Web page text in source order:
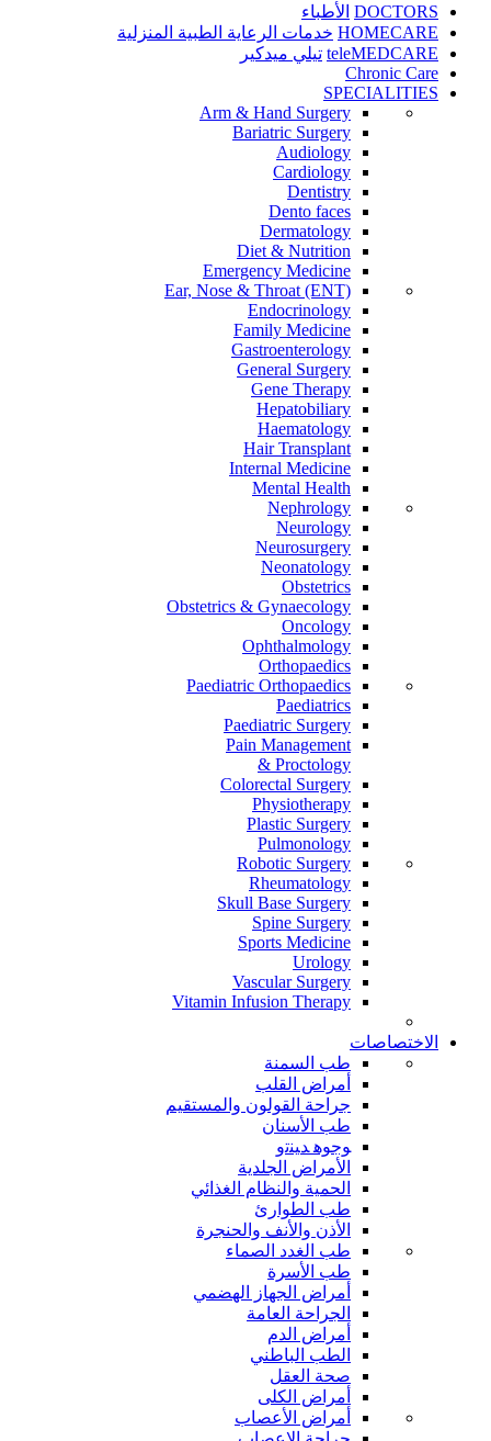
DOCTORS الأطباء
HOMECARE خدمات الرعاية الطبية المنزلية
teleMEDCARE تيلي ميدكير
Chronic Care
SPECIALITIES
Arm & Hand Surgery
Bariatric Surgery
Audiology
Cardiology
Dentistry
Dento faces
Dermatology
Diet & Nutrition
Emergency Medicine
Ear, Nose & Throat (ENT)
Endocrinology
Family Medicine
Gastroenterology
General Surgery
Gene Therapy
Hepatobiliary
Haematology
Hair Transplant
Internal Medicine
Mental Health
Nephrology
Neurology
Neurosurgery
Neonatology
Obstetrics
Obstetrics & Gynaecology
Oncology
Ophthalmology
Orthopaedics
Paediatric Orthopaedics
Paediatrics
Paediatric Surgery
Pain Management
Proctology &
Colorectal Surgery
Physiotherapy
Plastic Surgery
Pulmonology
Robotic Surgery
Rheumatology
Skull Base Surgery
Spine Surgery
Sports Medicine
Urology
Vascular Surgery
Vitamin Infusion Therapy
الاختصاصات
طب السمنة
أمراض القلب
جراحة القولون والمستقيم
طب الأسنان
ﻮﺟﻮﻫ ﺪﻴﻨﺗﻭ
الأمراض الجلدية
الحمية والنظام الغذائي
طب الطوارئ
الأذن والأنف والحنجرة
طب الغدد الصماء
طب الأسرة
أمراض الجهاز الهضمي
الجراحة العامة
أمراض الدم
الطب الباطني
صحة العقل
أمراض الكلى
أمراض الأعصاب